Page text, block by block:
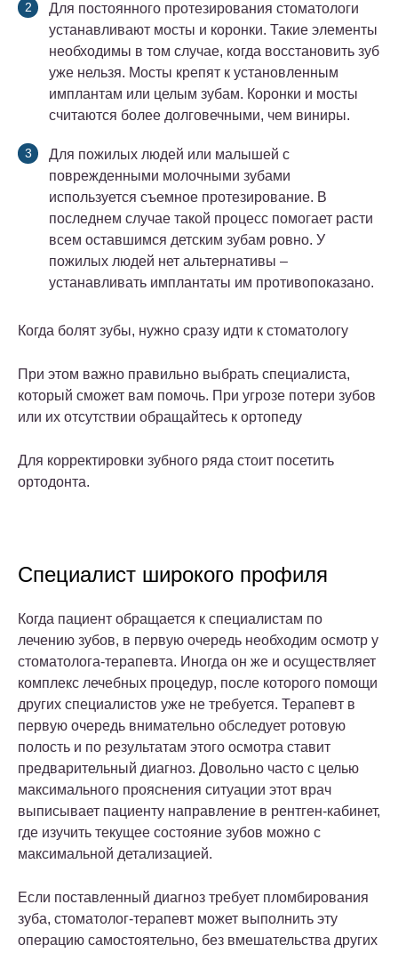
Для постоянного протезирования стоматологи
устанавливают мосты и коронки. Такие элементы
необходимы в том случае, когда восстановить зуб
уже нельзя. Мосты крепят к установленным
имплантам или целым зубам. Коронки и мосты
считаются более долговечными, чем виниры.
Для пожилых людей или малышей с
поврежденными молочными зубами
используется съемное протезирование. В
последнем случае такой процесс помогает расти
всем оставшимся детским зубам ровно. У
пожилых людей нет альтернативы –
устанавливать имплантаты им противопоказано.
Когда болят зубы, нужно сразу идти к стоматологу
При этом важно правильно выбрать специалиста,
который сможет вам помочь. При угрозе потери зубов
или их отсутствии обращайтесь к ортопеду
Для корректировки зубного ряда стоит посетить
ортодонта.
Специалист широкого профиля
Когда пациент обращается к специалистам по
лечению зубов, в первую очередь необходим осмотр у
стоматолога-терапевта. Иногда он же и осуществляет
комплекс лечебных процедур, после которого помощи
других специалистов уже не требуется. Терапевт в
первую очередь внимательно обследует ротовую
полость и по результатам этого осмотра ставит
предварительный диагноз. Довольно часто с целью
максимального прояснения ситуации этот врач
выписывает пациенту направление в рентген-кабинет,
где изучить текущее состояние зубов можно с
максимальной детализацией.
Если поставленный диагноз требует пломбирования
зуба, стоматолог-терапевт может выполнить эту
операцию самостоятельно, без вмешательства других